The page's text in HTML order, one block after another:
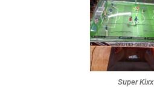
Super Kixx